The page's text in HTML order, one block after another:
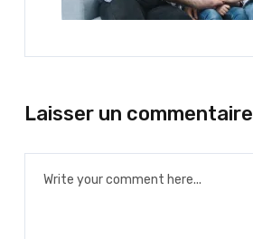
Laisser un commentaire